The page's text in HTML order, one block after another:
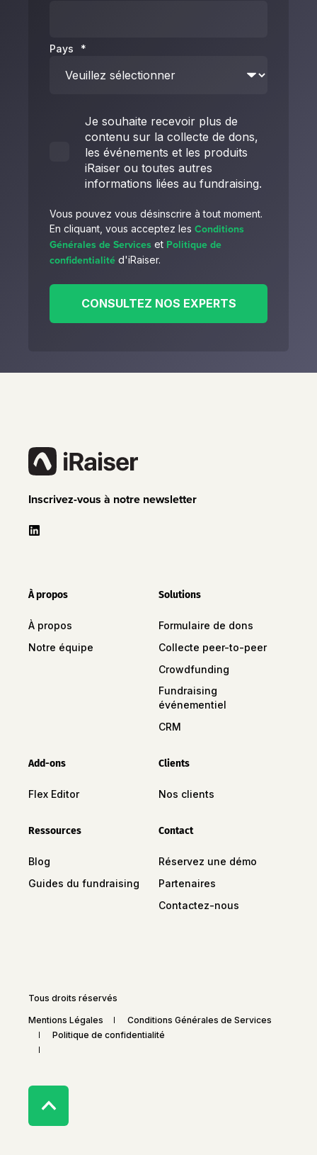
Pays *
Je souhaite recevoir plus de
contenu sur la collecte de dons,
les événements et les produits
iRaiser ou toutes autres
informations liées au fundraising.
Vous pouvez vous désinscrire à tout moment.
En cliquant, vous acceptez les Conditions
Générales de Services et Politique de
confidentialité d'iRaiser.
Inscrivez-vous à notre newsletter
À propos
À propos
Notre équipe
Solutions
Formulaire de dons
Collecte peer-to-peer
Crowdfunding
Fundraising
événementiel
CRM
Add-ons
Flex Editor
Clients
Nos clients
Ressources
Blog
Guides du fundraising
Contact
Réservez une démo
Partenaires
Contactez-nous
Tous droits réservés
Mentions Légales
Conditions Générales de Services
Politique de confidentialité